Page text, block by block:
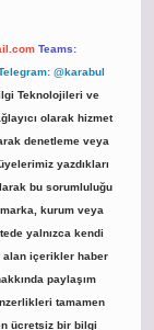
Teams:
@karabul
Teknolojileri ve
olarak hizmet
denetleme veya
yazdıkları
bu sorumluluğu
kurum veya
yalnızca kendi
alan içerikler haber
paylaşım
tamamen
ücretsiz bir bilgi